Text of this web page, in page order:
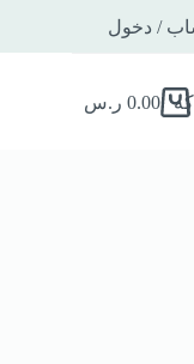
/ دخول
0.00 ر.س